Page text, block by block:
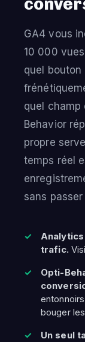
GA4 vous
10 000
quel
quel champ
Behavior
propre
temps réel
sans
trafic.
Opti-
bouger
Un seul